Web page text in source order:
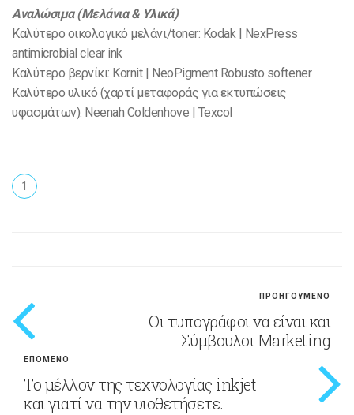
Αναλώσιμα (Μελάνια & Υλικά)
Καλύτερο οικολογικό μελάνι/toner: Kodak | NexPress
antimicrobial clear ink
Καλύτερο βερνίκι: Kornit | NeoPigment Robusto softener
Καλύτερο υλικό (χαρτί μεταφοράς για εκτυπώσεις
υφασμάτων): Neenah Coldenhove | Texcol
1
ΠΡΟΗΓΟΥΜΕΝΟ
Οι τυπογράφοι να είναι και
Σύμβουλοι Marketing
ΕΠΟΜΕΝΟ
Το μέλλον της τεχνολογίας inkjet
και γιατί να την υιοθετήσετε.